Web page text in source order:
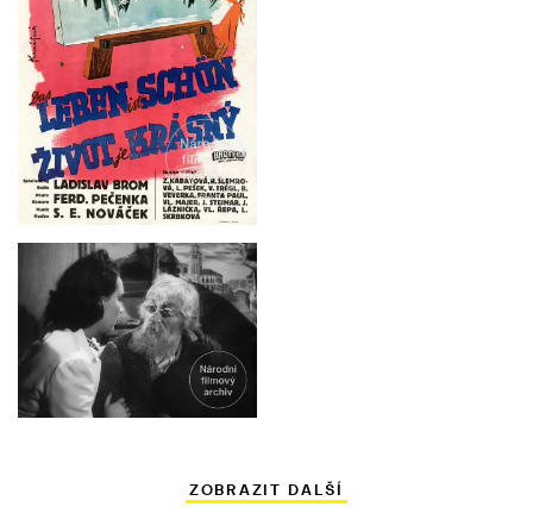
ZOBRAZIT DALŠÍ